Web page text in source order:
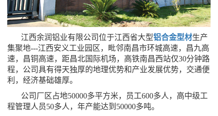
江西余润铝业有限公司位于江西省大型铝合金型材生产
集聚地---江西安义工业园区，毗邻南昌市环城高速，昌九高
速，昌铜高速，距昌北国际机场，高铁南昌西站仅30分钟路
程，公司具有得天独厚的地理优势和产业发展优势，交通便
利，经济基础雄厚。
公司厂区占地50000多平方米，员工600多人，高中级工
程管理人员50多人，年产能达到50000多吨。